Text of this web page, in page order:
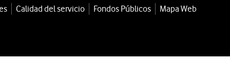
Calidad del servicio Fondos Públicos
Mapa Web